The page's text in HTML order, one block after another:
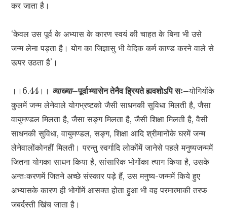
कर जाता है।
‘केवल उस पूर्व के अभ्यास के कारण स्वयं की चाहत के बिना भी उसे
जन्म लेना पड़ता है। योग का जिज्ञासु भी वेदिक कर्म काण्ड करने वाले से
ऊपर उठता है’।
।।6.44।। व्याख्या–पूर्वाभ्यासेन तेनैव ह्रियते ह्यवशोऽपि सः–योगियोंके
कुलमें जन्म लेनेवाले योगभ्रष्टको जैसी साधनकी सुविधा मिलती है, जैसा
वायुमण्डल मिलता है, जैसा सङ्ग मिलता है, जैसी शिक्षा मिलती है, वैसी
साधनकी सुविधा, वायुमण्डल, सङ्ग, शिक्षा आदि श्रीमानोंके घरमें जन्म
लेनेवालोंकोनहीं मिलती। परन्तु स्वर्गादि लोकोंमें जानेसे पहले मनुष्यजन्ममें
जितना योगका साधन किया है, सांसारिक भोगोंका त्याग किया है, उसके
अन्तःकरणमें जितने अच्छे संस्कार पड़े हैं, उस मनुष्य-जन्ममें किये हुए
अभ्यासके कारण ही भोगोंमें आसक्त होता हुआ भी वह परमात्माकी तरफ
जबर्दस्ती खिंच जाता है।